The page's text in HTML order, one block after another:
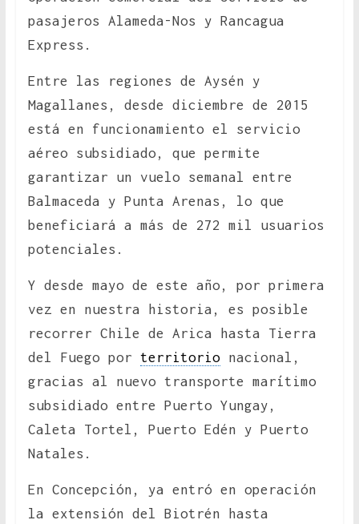
pasajeros Alameda-Nos y Rancagua
Express.
Entre las regiones de Aysén y
Magallanes, desde diciembre de 2015
está en funcionamiento el servicio
aéreo subsidiado, que permite
garantizar un vuelo semanal entre
Balmaceda y Punta Arenas, lo que
beneficiará a más de 272 mil usuarios
potenciales.
Y desde mayo de este año, por primera
vez en nuestra historia, es posible
recorrer Chile de Arica hasta Tierra
del Fuego por territorionacional,
gracias al nuevo transporte marítimo
subsidiado entre Puerto Yungay,
Caleta Tortel, Puerto Edén y Puerto
Natales.
En Concepción, ya entró en operación
la extensión del Biotrén hasta